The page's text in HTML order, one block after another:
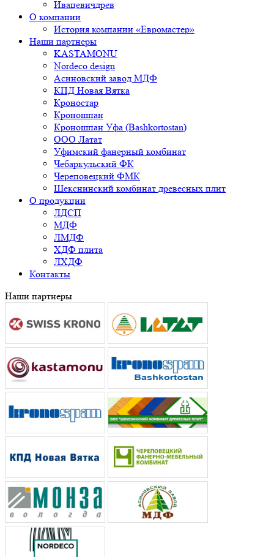
Ивацевичдрев
О компании
История компании «Евромастер»
Наши партнеры
KASTAMONU
Nordeco design
Асиновский завод МДФ
КПД Новая Вятка
Кроностар
Кроношпан
Кроношпан Уфа (Bashkortostan)
ООО Латат
Уфимский фанерный комбинат
Чебаркульский ФК
Череповецкий ФМК
Шекснинский комбинат древесных плит
О продукции
ЛДСП
МДФ
ЛМДФ
ХДФ плита
ЛХДФ
Контакты
Наши партнеры